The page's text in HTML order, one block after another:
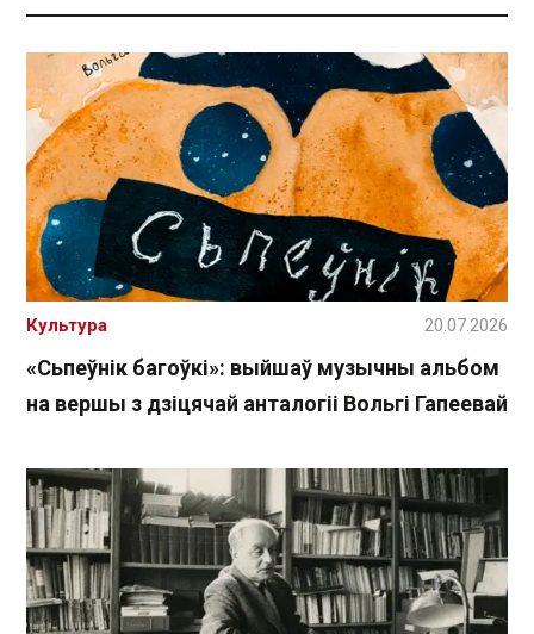
«Сьпеўнік багоўкі»: выйшаў музычны альбом
на вершы з дзіцячай анталогіі Вольгі Гапеевай
Культура 20.07.2026